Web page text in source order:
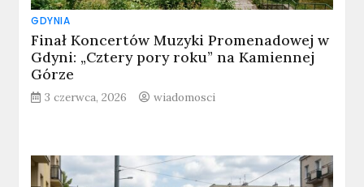
GDYNIA
Finał Koncertów Muzyki Promenadowej w
Gdyni: „Cztery pory roku” na Kamiennej
Górze
3 czerwca, 2026 wiadomosci